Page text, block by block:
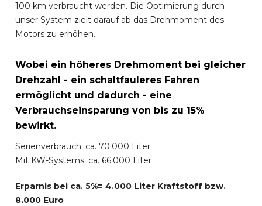
100 km verbraucht werden. Die Optimierung durch
unser System zielt darauf ab das Drehmoment des
Motors zu erhöhen.
Wobei ein höheres Drehmoment bei gleicher
Drehzahl - ein schaltfauleres Fahren
ermöglicht und dadurch - eine
Verbrauchseinsparung von bis zu 15%
bewirkt.
Serienverbrauch: ca. 70.000 Liter
Mit KW-Systems: ca. 66.000 Liter
Erparnis bei ca. 5%= 4.000 Liter Kraftstoff bzw.
8.000 Euro